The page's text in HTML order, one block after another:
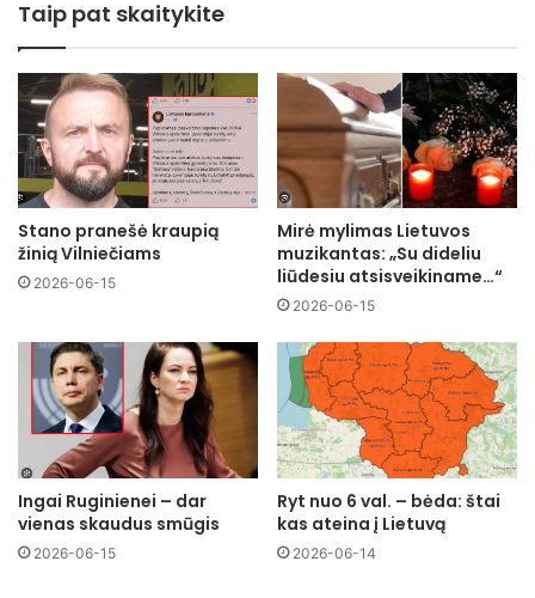
Taip pat skaitykite
Stano pranešė kraupią
žinią Vilniečiams
2026-06-15
Mirė mylimas Lietuvos
muzikantas: „Su dideliu
liūdesiu atsisveikiname…“
2026-06-15
Ingai Ruginienei – dar
vienas skaudus smūgis
2026-06-15
Ryt nuo 6 val. – bėda: štai
kas ateina į Lietuvą
2026-06-14